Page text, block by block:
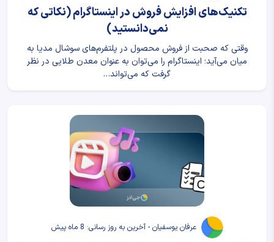
تکنیک‌های افزایش فروش در اینستاگرام (نکاتی که
نمی‌دانستید)
وقتی که صحبت از فروش محصول در پلتفرم‌های سوشال مدیا به
میان می‌آید؛ اینستاگرام را می‌توان به عنوان معدن طلایی در نظر
گرفت که می‌تواند…
عرفان یوسفیان - آخرین به روز رسانی: 8 ماه پیش